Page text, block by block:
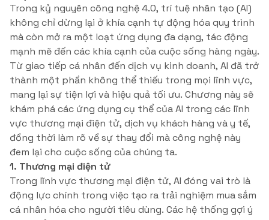
Trong kỷ nguyên công nghệ 4.0, trí tuệ nhân tạo (AI)
không chỉ dừng lại ở khía cạnh tự động hóa quy trình
mà còn mở ra một loạt ứng dụng đa dạng, tác động
mạnh mẽ đến các khía cạnh của cuộc sống hàng ngày.
Từ giao tiếp cá nhân đến dịch vụ kinh doanh, AI đã trở
thành một phần không thể thiếu trong mọi lĩnh vực,
mang lại sự tiện lợi và hiệu quả tối ưu. Chương này sẽ
khám phá các ứng dụng cụ thể của AI trong các lĩnh
vực thương mại điện tử, dịch vụ khách hàng và y tế,
đồng thời làm rõ về sự thay đổi mà công nghệ này
đem lại cho cuộc sống của chúng ta.
1. Thương mại điện tử
Trong lĩnh vực thương mại điện tử, AI đóng vai trò là
động lực chính trong việc tạo ra trải nghiệm mua sắm
cá nhân hóa cho người tiêu dùng. Các hệ thống gợi ý